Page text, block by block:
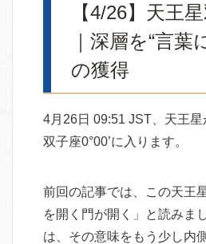
【4/26】天王
｜深層を“言葉
の獲得
4月26日 09:51 JST、天王星
双子座0°00’に入ります。
前回の記事では、この天王
を開く門が開く」と読みま
は、その意味をもう少し内